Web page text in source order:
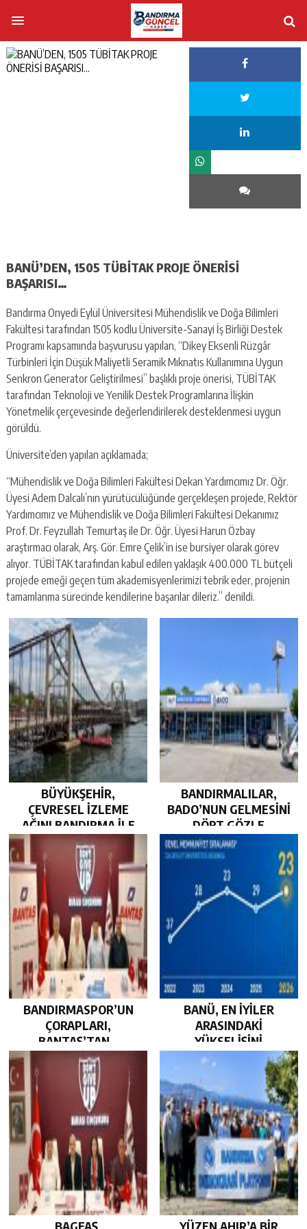
BANÜ’DEN, 1505 TÜBİTAK PROJE ÖNERİSİ
BAŞARISI…
Bandırma Onyedi Eylül Üniversitesi Mühendislik ve Doğa Bilimleri
Fakültesi tarafından 1505 kodlu Üniversite-Sanayi İş Birliği Destek
Programı kapsamında başvurusu yapılan, “Dikey Eksenli Rüzgâr
Türbinleri İçin Düşük Maliyetli Seramik Mıknatıs Kullanımına Uygun
Senkron Generator Geliştirilmesi” başlıklı proje önerisi, TÜBİTAK
tarafından Teknoloji ve Yenilik Destek Programlarına İlişkin
Yönetmelik çerçevesinde değerlendirilerek desteklenmesi uygun
görüldü.
Üniversite’den yapılan açıklamada;
“Mühendislik ve Doğa Bilimleri Fakültesi Dekan Yardımcımız Dr. Öğr.
Üyesi Adem Dalcalı’nın yürütücülüğünde gerçekleşen projede, Rektör
Yardımcımız ve Mühendislik ve Doğa Bilimleri Fakültesi Dekanımız
Prof. Dr. Feyzullah Temurtaş ile Dr. Öğr. Üyesi Harun Özbay
araştırmacı olarak, Arş. Gör. Emre Çelik’in ise bursiyer olarak görev
alıyor. TÜBİTAK tarafından kabul edilen yaklaşık 400.000 TL bütçeli
projede emeği geçen tüm akademisyenlerimizi tebrik eder, projenin
tamamlanma sürecinde kendilerine başarılar dileriz.” denildi.
BÜYÜKŞEHİR,
ÇEVRESEL İZLEME
AĞINI BANDIRMA İLE
GÜÇLENDİRDİ…
BANDIRMALILAR,
BADO’NUN GELMESİNİ
DÖRT GÖZLE
BEKLİYOR…
BANDIRMASPOR’UN
ÇORAPLARI,
BANTAŞ’TAN…
BANÜ, EN İYİLER
ARASINDAKİ
YÜKSELİŞİNİ
SÜRDÜRDÜ…
BAGFAŞ, YÜZEN AHIR’A BİR